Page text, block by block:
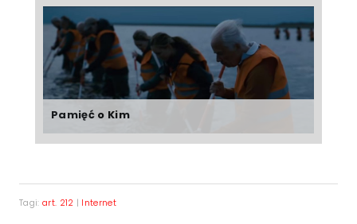
Pamięć o Kim
Tagi: art. 212 | Internet